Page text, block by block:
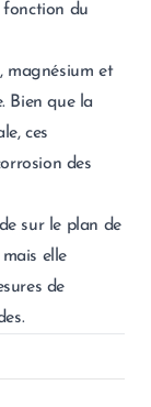
fonction du
magnésium et
Bien que la
ces
des
sur le plan de
elle
de